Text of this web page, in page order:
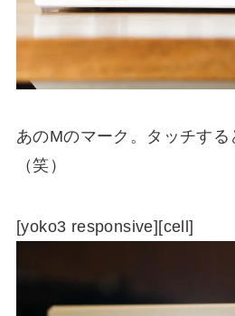
あのMのマーク。タッチす
（笑）
[yoko3 responsive][cell]